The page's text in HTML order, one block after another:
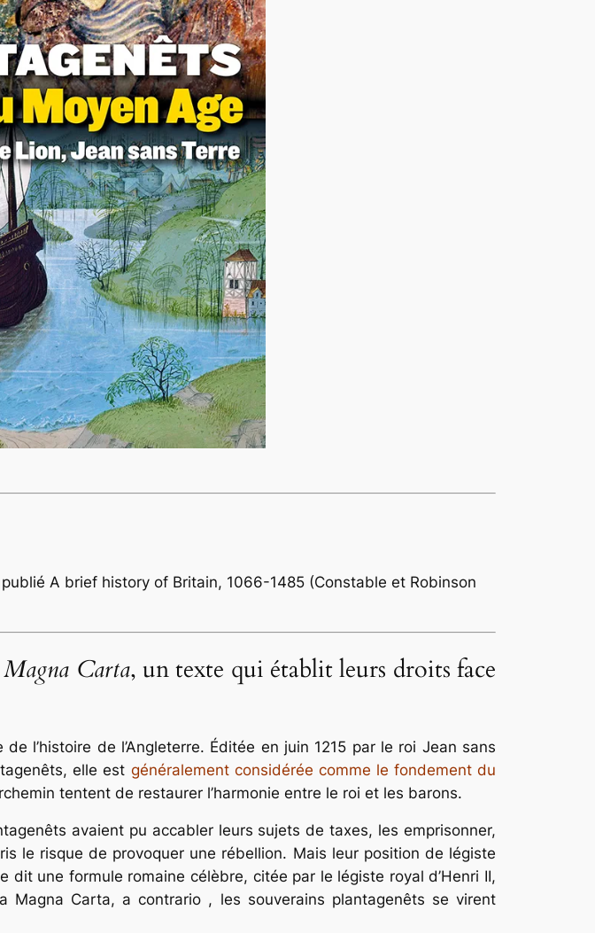
A brief history of Britain, 1066-1485 (Constable et Robinson
Magna Carta, un texte qui établit leurs droits face
l’histoire de l’Angleterre. Éditée en juin 1215 par le roi Jean sans
elle est généralement considérée comme le fondement du
tentent de restaurer l’harmonie entre le roi et les barons.
avaient pu accabler leurs sujets de taxes, les emprisonner,
le risque de provoquer une rébellion. Mais leur position de légiste
une formule romaine célèbre, citée par le légiste royal d’Henri II,
Magna Carta, a contrario , les souverains plantagenêts se virent